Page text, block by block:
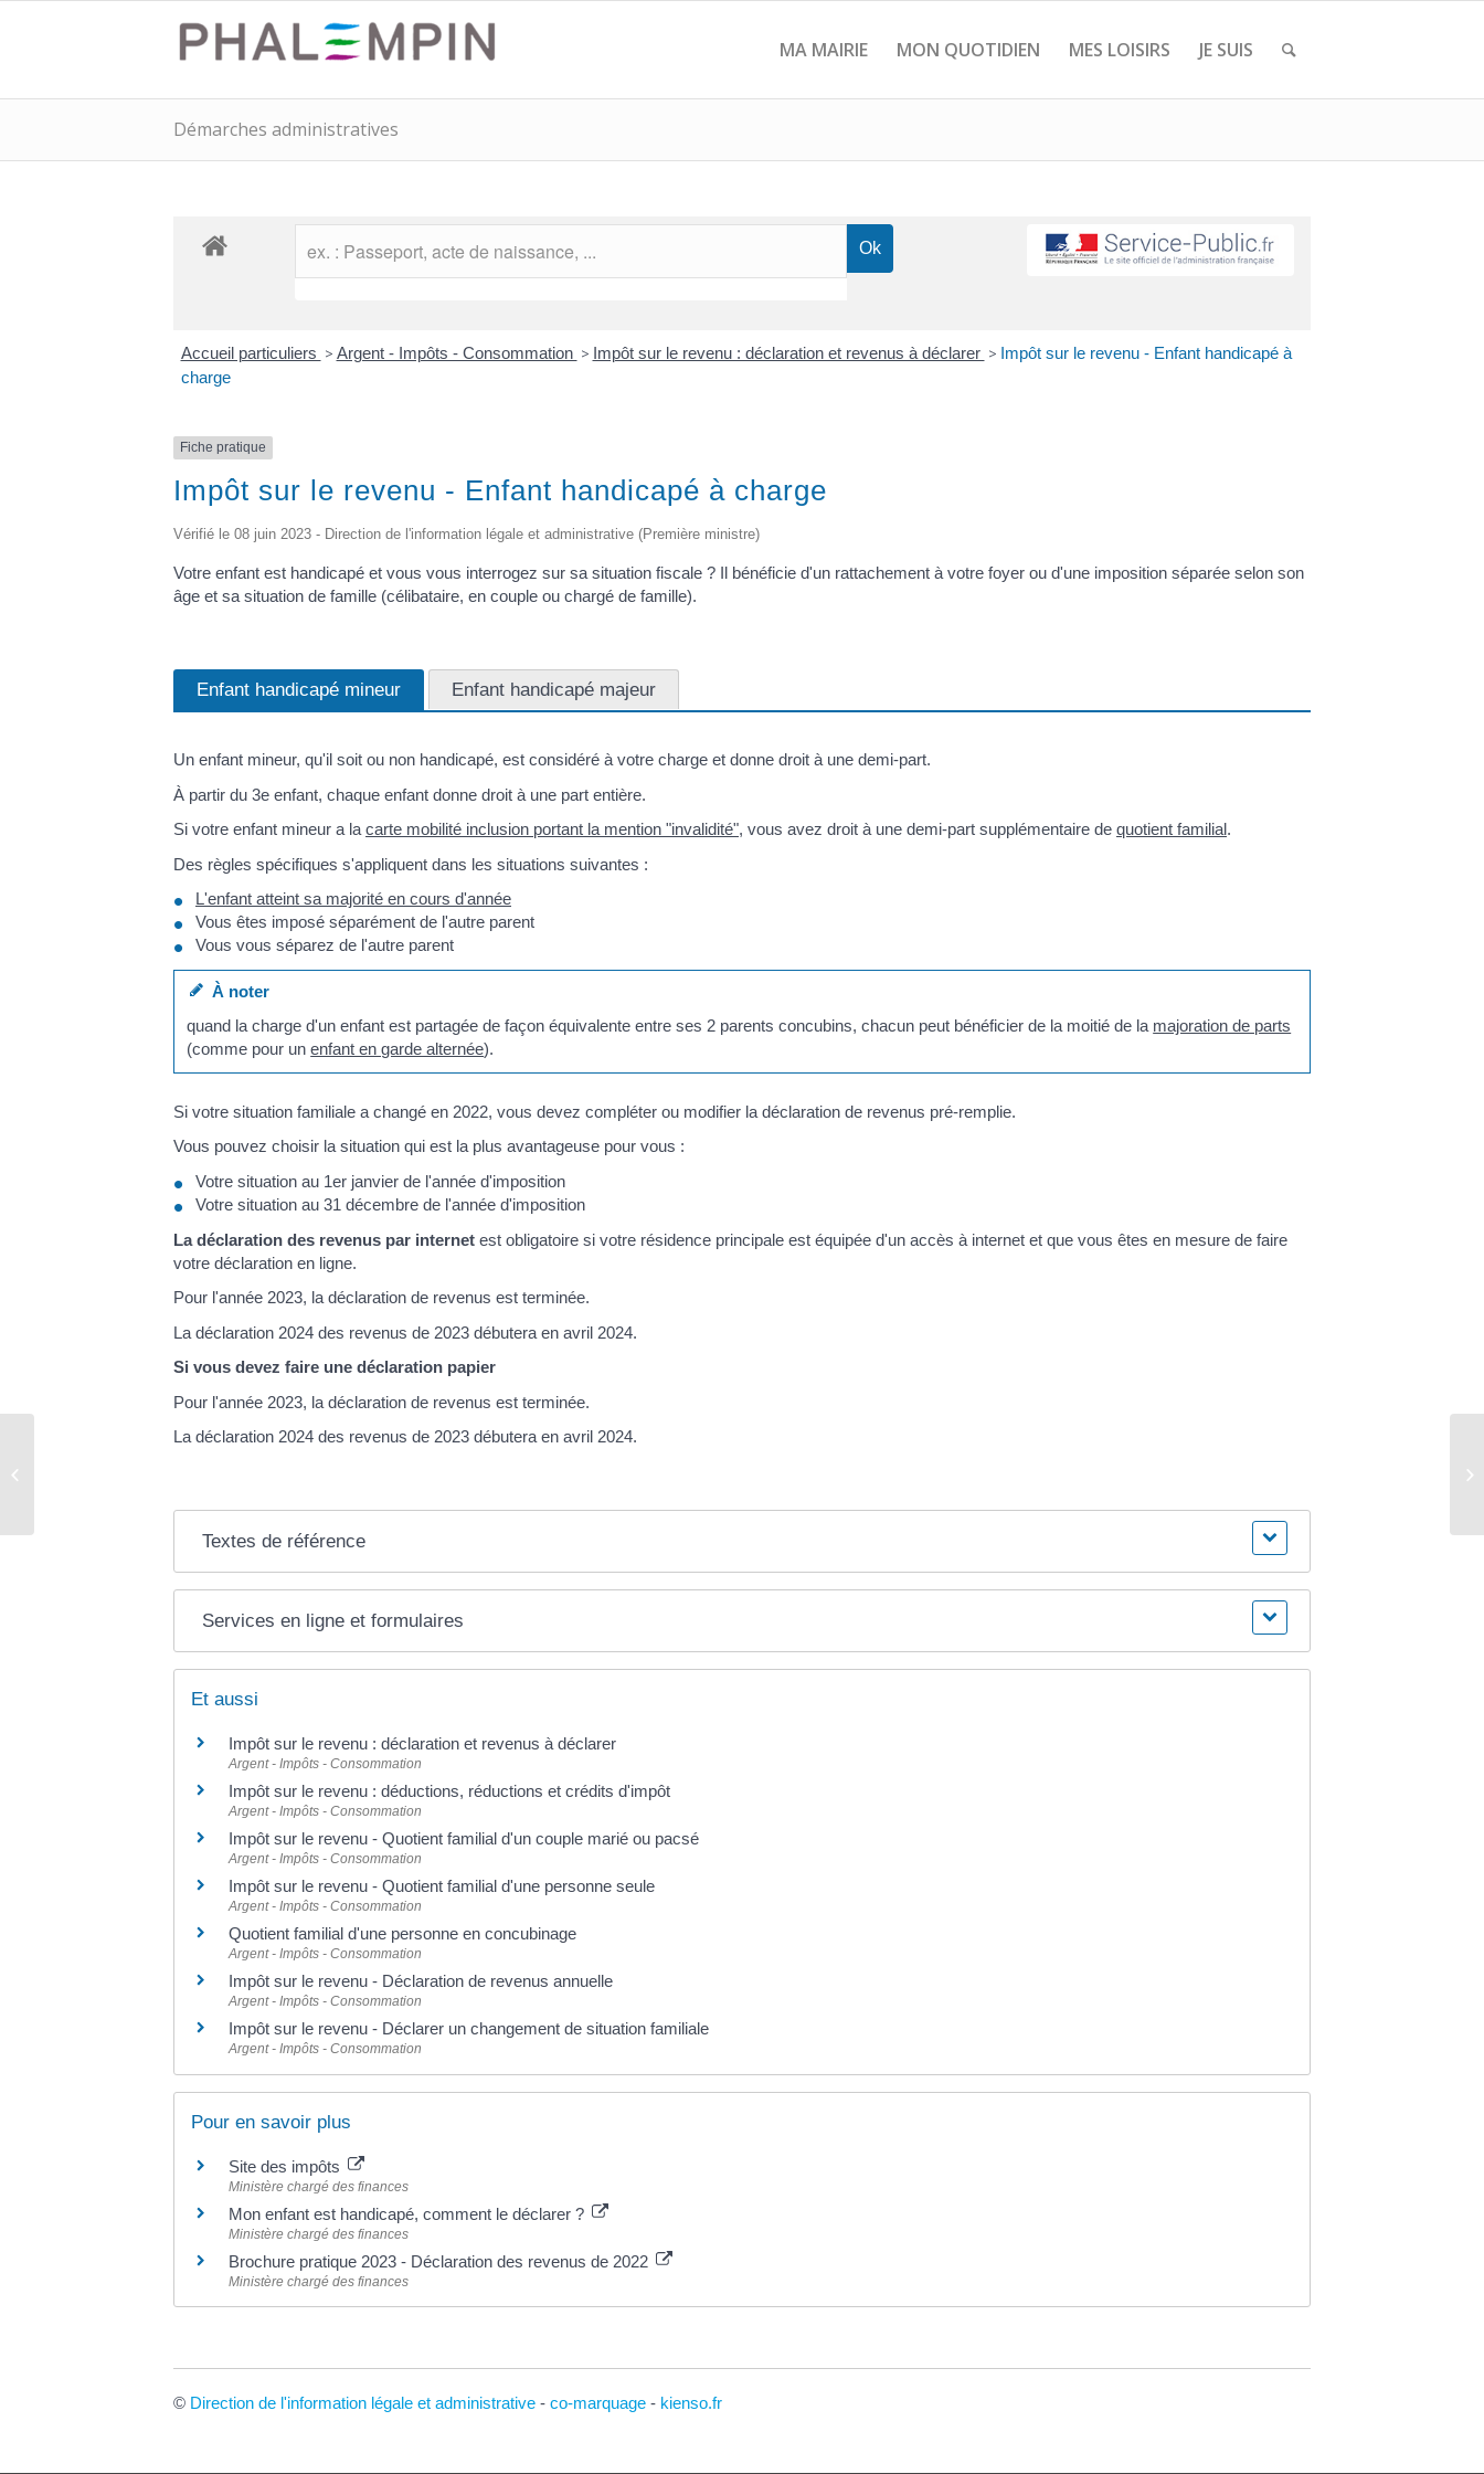
MA MAIRIE MON QUOTIDIEN MES LOISIRS JE SUIS
Démarches administratives
Accueil particuliers > Argent - Impôts - Consommation > Impôt sur le revenu : déclaration et revenus à déclarer > Impôt sur le revenu - Enfant handicapé à
charge
Fiche pratique
Impôt sur le revenu - Enfant handicapé à charge
Vérifié le 08 juin 2023 - Direction de l'information légale et administrative (Première ministre)
Votre enfant est handicapé et vous vous interrogez sur sa situation fiscale ? Il bénéficie d'un rattachement à votre foyer ou d'une imposition séparée selon son
âge et sa situation de famille (célibataire, en couple ou chargé de famille).
Enfant handicapé mineur Enfant handicapé majeur
Un enfant mineur, qu'il soit ou non handicapé, est considéré à votre charge et donne droit à une demi-part.
À partir du 3e enfant, chaque enfant donne droit à une part entière.
Si votre enfant mineur a la carte mobilité inclusion portant la mention "invalidité", vous avez droit à une demi-part supplémentaire de quotient familial.
Des règles spécifiques s'appliquent dans les situations suivantes :
L'enfant atteint sa majorité en cours d'année
Vous êtes imposé séparément de l'autre parent
Vous vous séparez de l'autre parent
À noter
quand la charge d'un enfant est partagée de façon équivalente entre ses 2 parents concubins, chacun peut bénéficier de la moitié de la majoration de parts
(comme pour unenfant en garde alternée).
Si votre situation familiale a changé en 2022, vous devez compléter ou modifier la déclaration de revenus pré-remplie.
Vous pouvez choisir la situation qui est la plus avantageuse pour vous :
Votre situation au 1er janvier de l'année d'imposition
Votre situation au 31 décembre de l'année d'imposition
La déclaration des revenus par internet est obligatoire si votre résidence principale est équipée d'un accès à internet et que vous êtes en mesure de faire
votre déclaration en ligne.
Pour l'année 2023, la déclaration de revenus est terminée.
La déclaration 2024 des revenus de 2023 débutera en avril 2024.
Si vous devez faire une déclaration papier
Pour l'année 2023, la déclaration de revenus est terminée.
La déclaration 2024 des revenus de 2023 débutera en avril 2024.
Textes de référence
Services en ligne et formulaires
Et aussi
Impôt sur le revenu : déclaration et revenus à déclarer
Argent - Impôts - Consommation
Impôt sur le revenu : déductions, réductions et crédits d'impôt
Argent - Impôts - Consommation
Impôt sur le revenu - Quotient familial d'un couple marié ou pacsé
Argent - Impôts - Consommation
Impôt sur le revenu - Quotient familial d'une personne seule
Argent - Impôts - Consommation
Quotient familial d'une personne en concubinage
Argent - Impôts - Consommation
Impôt sur le revenu - Déclaration de revenus annuelle
Argent - Impôts - Consommation
Impôt sur le revenu - Déclarer un changement de situation familiale
Argent - Impôts - Consommation
Pour en savoir plus
Site des impôts
Ministère chargé des finances
Mon enfant est handicapé, comment le déclarer ?
Ministère chargé des finances
Brochure pratique 2023 - Déclaration des revenus de 2022
Ministère chargé des finances
© Direction de l'information légale et administrative - co-marquage - kienso.fr